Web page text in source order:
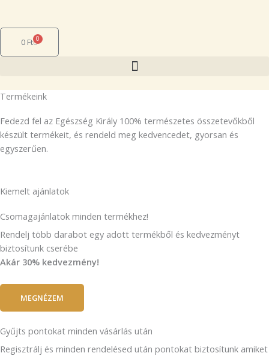
content
0 Ft 0
Cart
Termékeink
Fedezd fel az Egészség Király 100% természetes összetevőkből
készült termékeit, és rendeld meg kedvencedet, gyorsan és
egyszerűen.
Kiemelt ajánlatok
Csomagajánlatok minden termékhez!
Rendelj több darabot egy adott termékből és kedvezményt
biztosítunk cserébe
Akár 30% kedvezmény!
MEGNÉZEM
Gyűjts pontokat minden vásárlás után
Regisztrálj és minden rendelésed után pontokat biztosítunk amiket